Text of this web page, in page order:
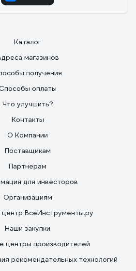
Каталог
магазинов
получения
оплаты
Что улучшить?
Контакты
О Компании
Поставщикам
Партнерам
для инвесторов
Организациям
ВсеИнструменты.ру
Наши закупки
центры производителей
рекомендательных технологий